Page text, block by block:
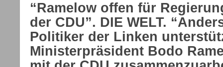
“Ramelow offen für
der CDU”. DIE WELT.
Politiker der Linken
Ministerpräsident Bodo